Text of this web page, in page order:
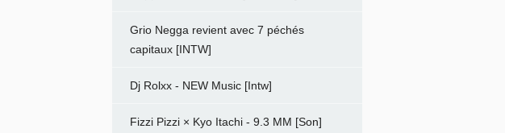
Grio Negga revient avec 7 péchés
capitaux [INTW]
Dj Rolxx - NEW Music [Intw]
Fizzi Pizzi × Kyo Itachi - 9.3 MM [Son]